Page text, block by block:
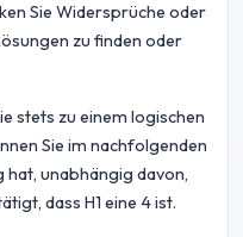
Sie Widersprüche oder
zu finden oder
stets zu einem logischen
Sie im nachfolgenden
hat, unabhängig davon,
dass H1 eine 4 ist.